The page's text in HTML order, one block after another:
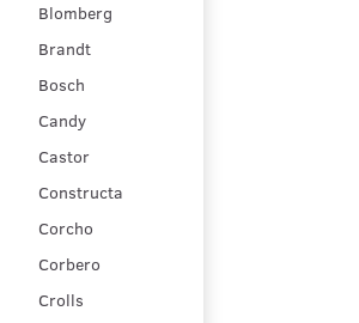
Blomberg
Brandt
Bosch
Candy
Castor
Constructa
Corcho
Corbero
Crolls